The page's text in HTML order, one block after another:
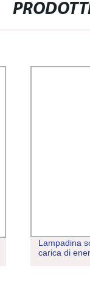
Lampadina
carica di